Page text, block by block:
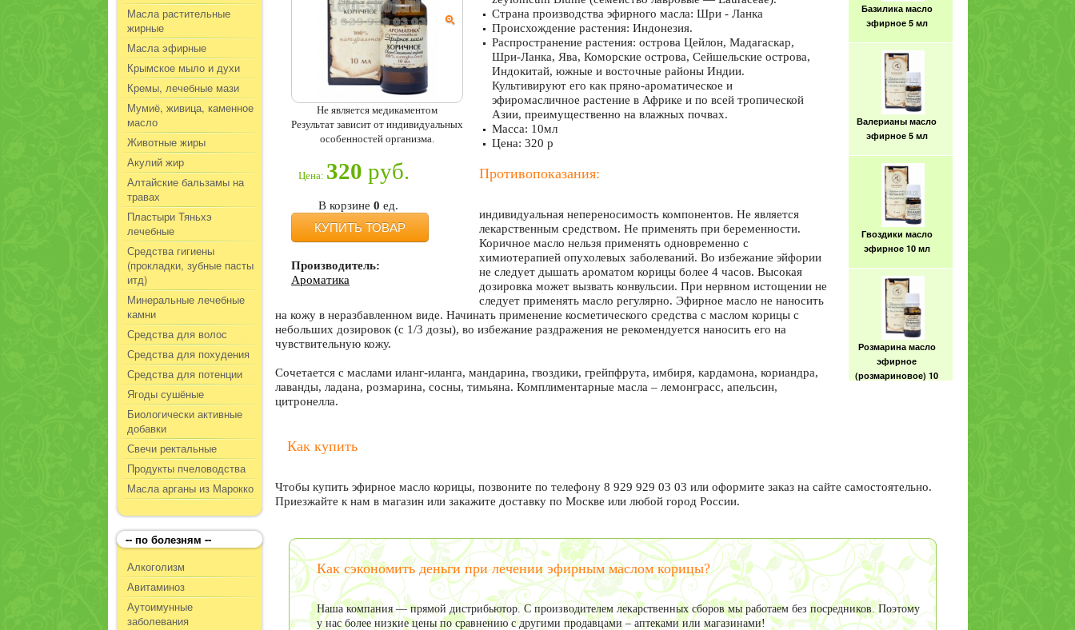
Масла растительные
жирные
Масла эфирные
Крымское мыло и духи
Кремы, лечебные мази
Мумиё, живица, каменное
масло
Животные жиры
Акулий жир
Алтайские бальзамы на
травах
Пластыри Тяньхэ
лечебные
Средства гигиены
(прокладки, зубные пасты
итд)
Минеральные лечебные
камни
Средства для волос
Средства для похудения
Средства для потенции
Ягоды сушёные
Биологически активные
добавки
Свечи ректальные
Продукты пчеловодства
Масла арганы из Марокко
-- по болезням --
Алкоголизм
Авитаминоз
Аутоимунные
заболевания
Базилика масло
эфирное 5 мл
Валерианы масло
эфирное 5 мл
Гвоздики масло
эфирное 10 мл
Розмарина масло
эфирное
(розмариновое) 10
эфирное масло 10
Анисовое ( аниса)
эфирное масло 10
мл
Не является медикаментом
Результат зависит от индивидуальных
особенностей организма.
Цена: 320 руб.
В корзине 0 ед.
КУПИТЬ ТОВАР
Производитель:
Ароматика
Страна производства эфирного масла: Шри - Ланка
Происхождение растения: Индонезия.
Распространение растения: острова Цейлон, Мадагаскар,
Шри-Ланка, Ява, Коморские острова, Сейшельские острова,
Индокитай, южные и восточные районы Индии.
Культивируют его как пряно-ароматическое и
эфиромасличное растение в Африке и по всей тропической
Азии, преимущественно на влажных почвах.
Масса: 10мл
Цена: 320 р
Противопоказания:
индивидуальная непереносимость компонентов. Не является
лекарственным средством. Не применять при беременности.
Коричное масло нельзя применять одновременно с
химиотерапией опухолевых заболеваний. Во избежание эйфории
не следует дышать ароматом корицы более 4 часов. Высокая
дозировка может вызвать конвульсии. При нервном истощении не
следует применять масло регулярно. Эфирное масло не наносить
на кожу в неразбавленном виде. Начинать применение косметического средства с маслом корицы с
небольших дозировок (с 1/3 дозы), во избежание раздражения не рекомендуется наносить его на
чувствительную кожу.
Сочетается с маслами иланг-иланга, мандарина, гвоздики, грейпфрута, имбиря, кардамона, кориандра,
лаванды, ладана, розмарина, сосны, тимьяна. Комплиментарные масла – лемонграсс, апельсин,
цитронелла.
Как купить
Чтобы купить эфирное масло корицы, позвоните по телефону 8 929 929 03 03 или оформите заказ на сайте самостоятельно.
Приезжайте к нам в магазин или закажите доставку по Москве или любой город России.
Как сэкономить деньги при лечении эфирным маслом корицы?
Наша компания — прямой дистрибьютор. С производителем лекарственных сборов мы работаем без посредников. Поэтому
у нас более низкие цены по сравнению с другими продавцами – аптеками или магазинами!